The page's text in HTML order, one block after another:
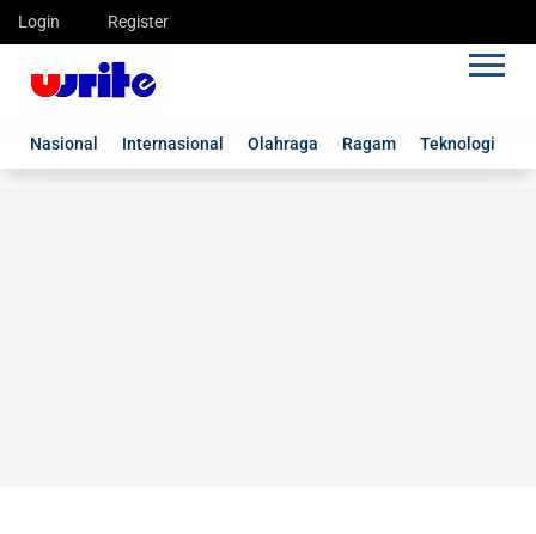
Login Register
Nasional Internasional Olahraga Ragam Teknologi